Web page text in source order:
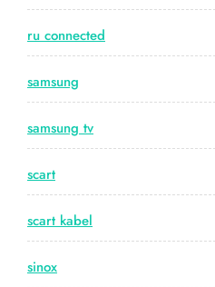
ru connected
samsung
samsung tv
scart
scart kabel
sinox